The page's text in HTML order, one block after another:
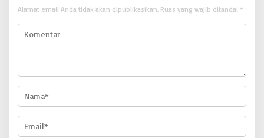
Alamat email Anda tidak akan dipublikasikan. Ruas yang wajib ditandai *